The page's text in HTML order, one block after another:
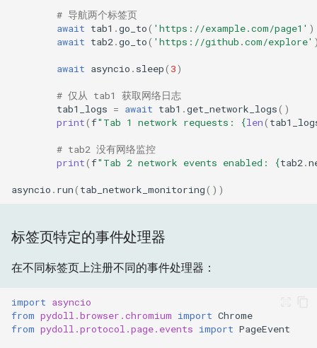
# 导航两个标签页
await tab1 .go_to( 'https://example.com/page1' )
await tab2.go_to( 'https://github.com/explore'
await asyncio . sleep( 3)
# 仅从 tab1 获取网络日志
tab1_logs = await tab1 .get_network_logs()
print(f"Tab 1 network requests: {len(
# tab2 没有网络监控
print(f"Tab 2 network events enabled: {tab2.
asyncio . run( tab_network_monitoring())
标签页特定的事件处理器
在不同标签页上注册不同的事件处理器：
import asyncio
from pydoll.browser.chromium import Chrome
from pydoll.protocol.page.events import PageEvent